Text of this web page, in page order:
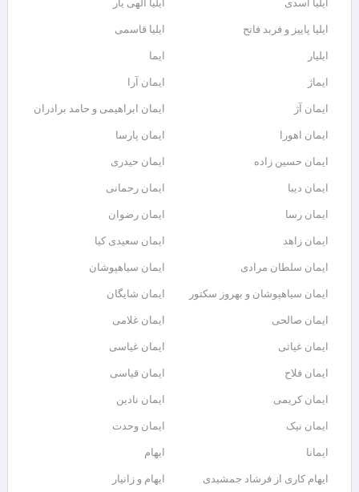
ایلیا اسدی ایلیا الهی یار
ایلیا پاییز و فربد فاتح ایلیا قاسمی
ایلیار ایما
ایماژ ایمان آرا
ایمان آژ ایمان ابراهیمی و حامد برادران
ایمان اهورا ایمان پارسا
ایمان حسین زاده ایمان حیدری
ایمان دیبا ایمان رحمانی
ایمان رسا ایمان رضوان
ایمان زاهد ایمان سعیدی کیا
ایمان سلطان مرادی ایمان سیاهپوشان
ایمان سیاهپوشان و بهروز سکتور ایمان شایگان
ایمان صالحی ایمان غلامی
ایمان غیاثی ایمان غیاسی
ایمان فلاح ایمان قیاسی
ایمان کریمی ایمان نادین
ایمان نیک ایمان وحدت
ایمانا ایهام
ایهام کاری از فرشاد جمشیدی ایهام و زانیار